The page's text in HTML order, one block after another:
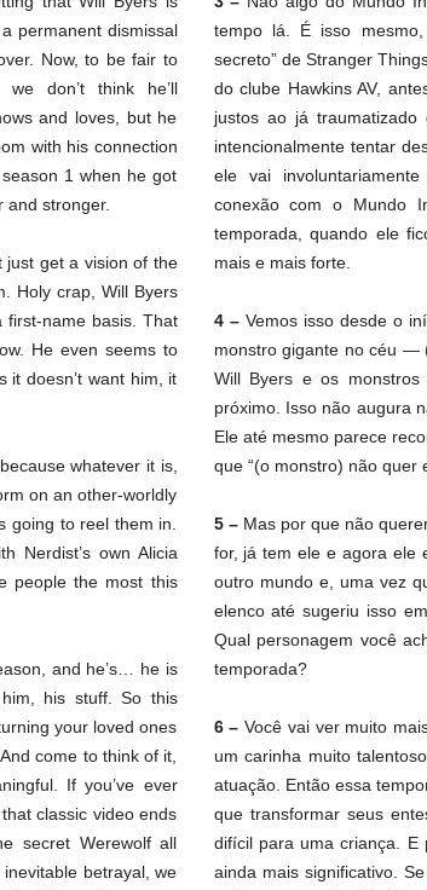
permanent dismissal
Now, to be fair to
don’t think he’ll
and loves, but he
with his connection
1 when he got
and stronger.
just get a vision of the
Holy crap, Will Byers
first-name basis. That
He even seems to
it doesn’t want him, it
whatever it is,
on an other-worldly
going to reel them in.
Nerdist’s own Alicia
people the most this
and he’s… he is
his stuff. So this
your loved ones
come to think of it,
If you’ve ever
classic video ends
secret Werewolf all
betrayal, we
tempo lá. É isso
secreto” de Stranger
do clube Hawkins AV,
justos ao já
intencionalmente tentar
ele vai
conexão com o Mundo
temporada, quando ele
mais e mais forte.
4 – Vemos isso desde o
monstro gigante no céu —
Will Byers e os
próximo. Isso não augura
Ele até mesmo parece
que “(o monstro) não quer
5 – Mas por que não
for, já tem ele e agora ele
outro mundo e, uma vez
elenco até sugeriu isso
Qual personagem você
temporada?
6 – Você vai ver muito
um carinha muito
atuação. Então essa
que transformar seus
difícil para uma criança. E
ainda mais significativo.